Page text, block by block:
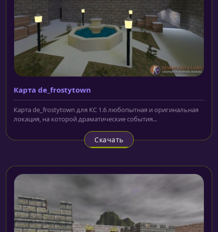
Карта de_frostytown
Карта de_frostytown для КС 1.6 любопытная и оригинальная
локация, на которой драматические события...
Скачать